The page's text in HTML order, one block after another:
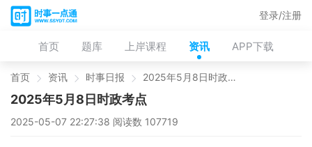
首页 题库 上岸课程 资讯 APP下载
登录/注册
首页 资讯 时事日报 2025年5月8日时政考点
2025年5月8日时政考点
2025-05-07 22:27:38 阅读数 107719